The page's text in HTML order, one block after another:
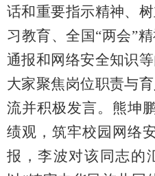
话和重要指示精神、
习教育、全国“两会”
通报和网络安全知识
大家聚焦岗位职责与
流并积极发言。熊坤
绩观，筑牢校园网络
报，李波对该同志的